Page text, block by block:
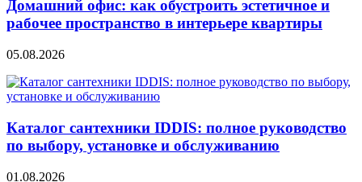
Домашний офис: как обустроить эстетичное и
рабочее пространство в интерьере квартиры
05.08.2026
Каталог сантехники IDDIS: полное руководство
по выбору, установке и обслуживанию
01.08.2026